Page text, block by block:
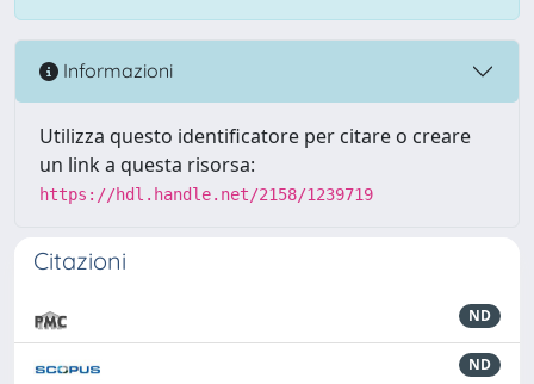
Informazioni
Utilizza questo identificatore per citare o creare
un link a questa risorsa:
https://hdl.handle.net/2158/1239719
Citazioni
ND
ND